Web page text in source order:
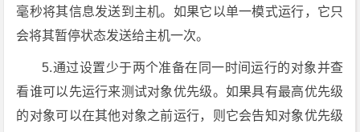
毫秒将其信息发送到主机。如果它以单一模式运行，它只
会将其暂停状态发送给主机一次。
5.通过设置少于两个准备在同一时间运行的对象并查
看谁可以先运行来测试对象优先级。如果具有最高优先级
的对象可以在其他对象之前运行，则它会告知对象优先级